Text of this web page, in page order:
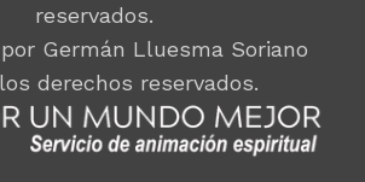
reservados.
Germán Lluesma Soriano
derechos reservados.